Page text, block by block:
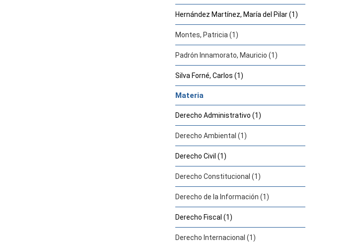
Hernández Martínez, María del Pilar (1)
Montes, Patricia (1)
Padrón Innamorato, Mauricio (1)
Silva Forné, Carlos (1)
Materia
Derecho Administrativo (1)
Derecho Ambiental (1)
Derecho Civil (1)
Derecho Constitucional (1)
Derecho de la Información (1)
Derecho Fiscal (1)
Derecho Internacional (1)